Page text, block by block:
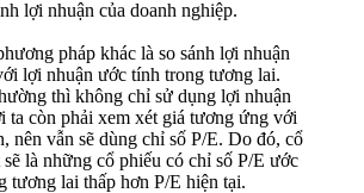
lợi nhuận của doanh nghiệp.
pháp khác là so sánh lợi nhuận
lợi nhuận ước tính trong tương lai.
thì không chỉ sử dụng lợi nhuận
ta còn phải xem xét giá tương ứng với
nên vẫn sẽ dùng chỉ số P/E. Do đó, cổ
là những cổ phiếu có chỉ số P/E ước
tương lai thấp hơn P/E hiện tại.